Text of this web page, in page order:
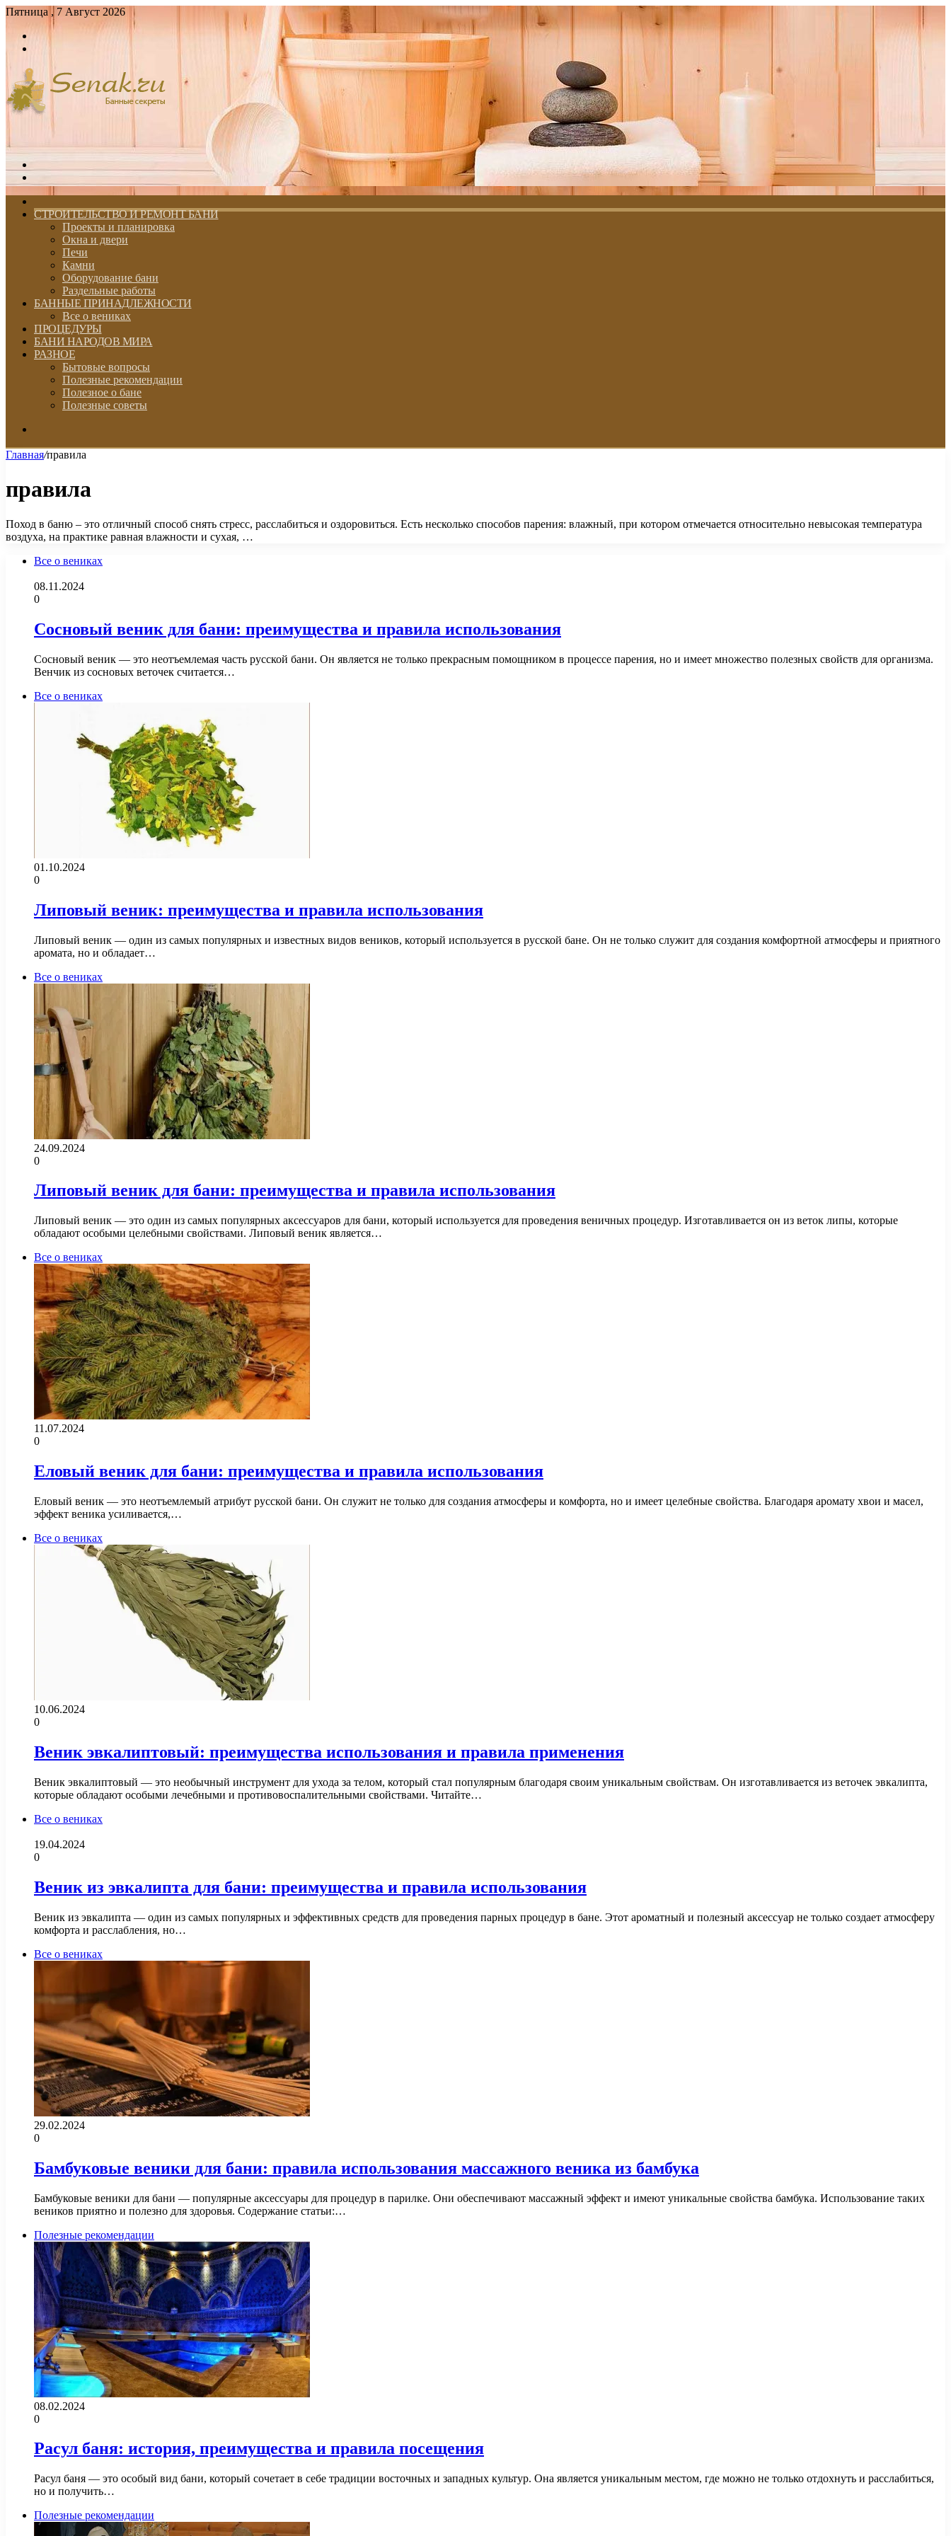
Пятница , 7 Август 2026
Войти
skin
СТРОИТЕЛЬСТВО И РЕМОНТ БАНИ
Проекты и планировка
Окна и двери
Печи
Камни
Оборудование бани
Раздельные работы
БАННЫЕ ПРИНАДЛЕЖНОСТИ
Все о вениках
ПРОЦЕДУРЫ
БАНИ НАРОДОВ МИРА
РАЗНОЕ
Бытовые вопросы
Полезные рекомендации
Полезное о бане
Полезные советы
Главная/правила
правила
Поход в баню – это отличный способ снять стресс, расслабиться и оздоровиться. Есть несколько способов парения: влажный, при котором отмечается относительно невысокая температура
воздуха, на практике равная влажности и сухая, …
Все о вениках
08.11.2024
0
Сосновый веник для бани: преимущества и правила использования
Сосновый веник — это неотъемлемая часть русской бани. Он является не только прекрасным помощником в процессе парения, но и имеет множество полезных свойств для организма.
Венчик из сосновых веточек считается…
Все о вениках
01.10.2024
0
Липовый веник: преимущества и правила использования
Липовый веник — один из самых популярных и известных видов веников, который используется в русской бане. Он не только служит для создания комфортной атмосферы и приятного
аромата, но и обладает…
Все о вениках
24.09.2024
0
Липовый веник для бани: преимущества и правила использования
Липовый веник — это один из самых популярных аксессуаров для бани, который используется для проведения веничных процедур. Изготавливается он из веток липы, которые
обладают особыми целебными свойствами. Липовый веник является…
Все о вениках
11.07.2024
0
Еловый веник для бани: преимущества и правила использования
Еловый веник — это неотъемлемый атрибут русской бани. Он служит не только для создания атмосферы и комфорта, но и имеет целебные свойства. Благодаря аромату хвои и масел,
эффект веника усиливается,…
Все о вениках
10.06.2024
0
Веник эвкалиптовый: преимущества использования и правила применения
Веник эвкалиптовый — это необычный инструмент для ухода за телом, который стал популярным благодаря своим уникальным свойствам. Он изготавливается из веточек эвкалипта,
которые обладают особыми лечебными и противовоспалительными свойствами. Читайте…
Все о вениках
19.04.2024
0
Веник из эвкалипта для бани: преимущества и правила использования
Веник из эвкалипта — один из самых популярных и эффективных средств для проведения парных процедур в бане. Этот ароматный и полезный аксессуар не только создает атмосферу
комфорта и расслабления, но…
Все о вениках
29.02.2024
0
Бамбуковые веники для бани: правила использования массажного веника из бамбука
Бамбуковые веники для бани — популярные аксессуары для процедур в парилке. Они обеспечивают массажный эффект и имеют уникальные свойства бамбука. Использование таких
веников приятно и полезно для здоровья. Содержание статьи:…
Полезные рекомендации
08.02.2024
0
Расул баня: история, преимущества и правила посещения
Расул баня — это особый вид бани, который сочетает в себе традиции восточных и западных культур. Она является уникальным местом, где можно не только отдохнуть и расслабиться,
но и получить…
Полезные рекомендации